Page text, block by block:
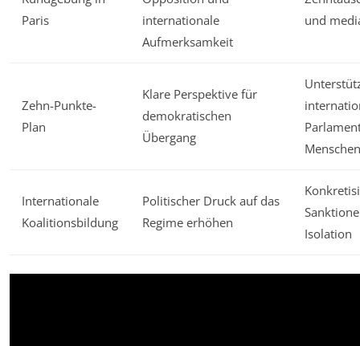
Paris
internationale
Aufmerksamkeit
und
Zehn-Punkte-
Plan
Klare Perspektive für
demokratischen
Übergang
Internationale
Koalitionsbildung
Politischer Druck auf das
Regime erhöhen
Isolation